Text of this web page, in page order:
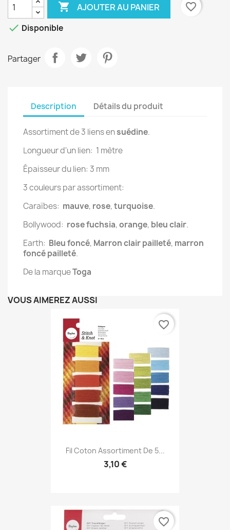
 AJOUTER AU PANIER
favorite_border
 Disponible
Partager
Description Détails du produit
Assortiment de 3 liens ensuédine.
Longueur d'un lien: 1 mètre
Épaisseur du lien: 3 mm
3 couleurs par assortiment:
Caraïbes: mauve, rose,turquoise.
Bollywood: rose fuchsia,orange, bleu clair.
Earth: Bleu foncé, Marron clair pailleté, marron
foncé pailleté.
De la marqueToga
VOUS AIMEREZ AUSSI
Fil Coton Assortiment De 5...
3,10 €
favorite_border
favorite_border